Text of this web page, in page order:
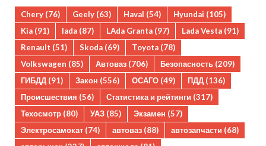
Chery (76) Geely (63) Haval (54) Hyundai (105)
Kia (91) lada (87) LAda Granta (97) Lada Vesta (91)
Renault (51) Skoda (69) Toyota (78)
Volkswagen (85) Автоваз (706) Безопасность (209)
ГИБДД (91) Закон (556) ОСАГО (49) ПДД (136)
Происшествия (56) Статистика и рейтинги (317)
Техосмотр (80) УАЗ (85) Экзамен (57)
Электросамокат (74) автоваз (88) автозапчасти (68)